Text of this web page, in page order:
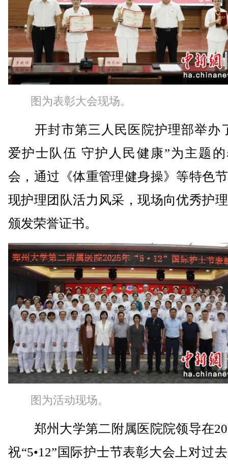
图为表彰大会现场。
开封市第三人民医院护理部举办
爱护士队伍 守护人民健康”为主题
会，通过《体重管理健身操》等特色
现护理团队活力风采，现场向优秀护
颁发荣誉证书。
图为活动现场。
郑州大学第二附属医院院领导在
祝“5•12”国际护士节表彰大会上对过